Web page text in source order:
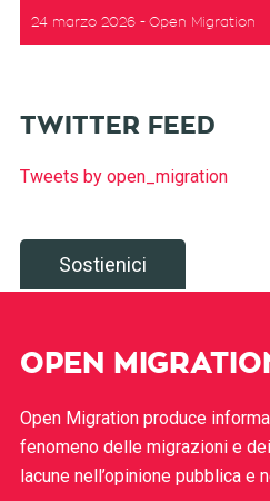
24 marzo 2026 Open Migration
TWITTER FEED
Tweets by open_migration
Sostienici
OPEN
Open Migration produce
fenomeno delle migrazioni e
lacune nell’opinione pubblica e